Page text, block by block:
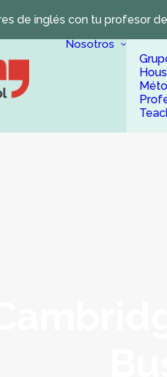
de inglés con tu profesor
Nosotros